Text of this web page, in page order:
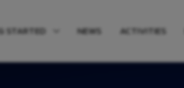
STARTED NEWS ACTIVITIES